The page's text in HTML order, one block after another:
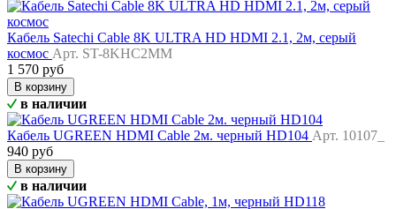
Кабель Satechi Cable 8K ULTRA HD HDMI 2.1, 2м, серый
космос Арт. ST-8KHC2MM
1 570 руб
В корзину
в наличии
Кабель UGREEN HDMI Cable 2м. черный HD104 Арт. 10107_
940 руб
В корзину
в наличии